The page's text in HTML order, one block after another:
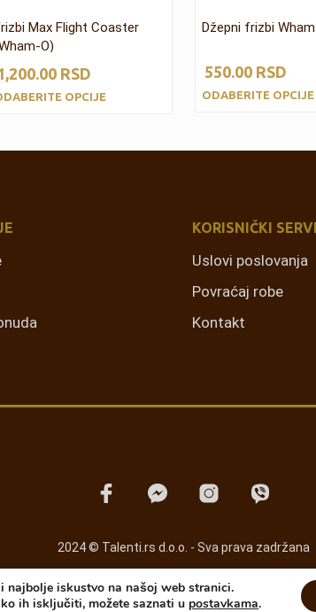
Max Flight Coaster
O)
RSD
OPCIJE
Džepni frizbi
550.00RSD
ODABERITE OPCIJE
KORISNIČKI
Uslovi poslovanja
Povraćaj robe
Kontakt
2024 © Talenti.rs d.o.o. - Sva prava zadržana
iskustvo na našoj web stranici.
ih isključiti, možete saznati u postavkama.